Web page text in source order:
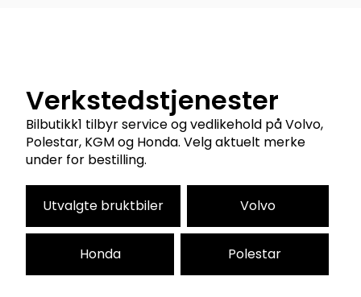
Verkstedstjenester
Bilbutikk1 tilbyr service og vedlikehold på Volvo,
Polestar, KGM og Honda. Velg aktuelt merke
under for bestilling.
Utvalgte bruktbiler Volvo
Honda Polestar